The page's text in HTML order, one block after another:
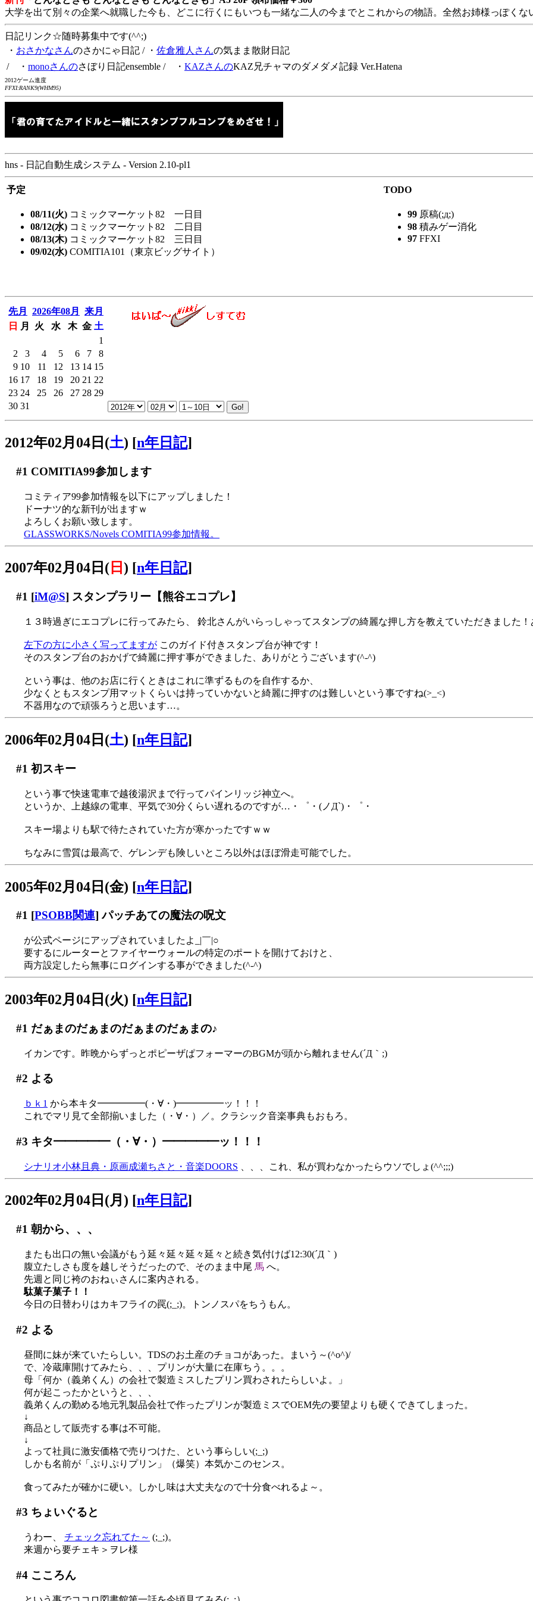
大学を出て別々の企業へ就職した今も、どこに行くにもいつも一緒な二人の今までとこれからの物語。全然お姉様っぽくな
日記リンク☆随時募集中です(^^;)
・ おさかなさんのさかにゃ日記 / ・ 佐倉雅人さんの気まま散財日記
/ ・ monoさんのさぼり日記ensemble / ・ KAZさんのKAZ兄チャマのダメダメ記録 Ver.Hatena
2012ゲーム進度
FFXI:RANK9(WHM95)
hns - 日記自動生成システム - Version 2.10-pl1
予定 TODO
08/11(火) コミックマーケット82 一日目
08/12(水) コミックマーケット82 二日目
08/13(木) コミックマーケット82 三日目
09/02(水) COMITIA101（東京ビッグサイト）
99 原稿(;д;)
98 積みゲー消化
97 FFXI
先月 2026年08月
来月
日
月 火 水 木 金 土
1
2
3 4 5 6 7
8
9 10 11 12 13 14 15
16 17 18 19 20 21 22
23 24 25 26 27 28 29
30 31
2012年02月04日(土) [n年日記]
#1 COMITIA99参加します
コミティア99参加情報を以下にアップしました！
ドーナツ的な新刊が出ますｗ
よろしくお願い致します。
GLASSWORKS/Novels COMITIA99参加情報。
2007年02月04日( 日 ) [n年日記]
#1 [iM@S] スタンプラリー【熊谷エコプレ】
１３時過ぎにエコプレに行ってみたら、 鈴北さんがいらっしゃってスタンプの綺麗な押し方を教えていただきました
左下の方に小さく写ってますが このガイド付きスタンプ台が神です！
そのスタンプ台のおかげで綺麗に押す事ができました、ありがとうございます(^-^)
という事は、他のお店に行くときはこれに準ずるものを自作するか、
少なくともスタンプ用マットくらいは持っていかないと綺麗に押すのは難しいという事ですね(>_<)
不器用なので頑張ろうと思います…。
2006年02月04日(土) [n年日記]
#1 初スキー
という事で快速電車で越後湯沢まで行ってパインリッジ神立へ。
というか、上越線の電車、平気で30分くらい遅れるのですが…・゜・(ノД`)・゜・
スキー場よりも駅で待たされていた方が寒かったですｗｗ
ちなみに雪質は最高で、ゲレンデも険しいところ以外はほぼ滑走可能でした。
2005年02月04日(金) [n年日記]
#1 [PSOBB関連] パッチあての魔法の呪文
が公式ページにアップされていましたよ_|￣|○
要するにルーターとファイヤーウォールの特定のポートを開けておけと、
両方設定したら無事にログインする事ができました(^-^)
2003年02月04日(火) [n年日記]
#1 だぁまのだぁまのだぁまのだぁまの♪
イカンです。昨晩からずっとポピーザぱフォーマーのBGMが頭から離れません(´Д｀;)
#2 よる
ｂｋ1 から本キタ━━━━━(・∀・)━━━━━ッ！！！
これでマリ見て全部揃いました（・∀・）／。クラシック音楽事典もおもろ。
#3 キタ━━━━━（・∀・）━━━━━ッ！！！
シナリオ小林且典・原画成瀬ちさと・音楽DOORS 、、、これ、私が買わなかったらウソでしょ(^^;;;)
2002年02月04日(月) [n年日記]
#1 朝から、、、
またも出口の無い会議がもう延々延々延々延々と続き気付けば12:30(´Д｀)
腹立たしさも度を越しそうだったので、そのまま中尾 馬 へ。
先週と同じ袴のおねぃさんに案内される。
駄菓子菓子！！
今日の日替わりはカキフライの罠(;_;)。トンノスパをちうもん。
#2 よる
昼間に妹が来ていたらしい。TDSのお土産のチョコがあった。まいう～(^o^)/
で、冷蔵庫開けてみたら、、、プリンが大量に在庫ちう。。。
母「何か（義弟くん）の会社で製造ミスしたプリン買わされたらしいよ。」
何が起こったかというと、、、
義弟くんの勤める地元乳製品会社で作ったプリンが製造ミスでOEM先の要望よりも硬くできてしまった。
↓
商品として販売する事は不可能。
↓
よって社員に激安価格で売りつけた、という事らしい(;_;)
しかも名前が「ぷりぷりプリン」（爆笑）本気かこのセンス。
食ってみたが確かに硬い。しかし味は大丈夫なので十分食べれるよ～。
#3 ちょいぐると
うわー、 チェック忘れてた～ (;_;)。
来週から要チェキ＞ヲレ様
#4こころん